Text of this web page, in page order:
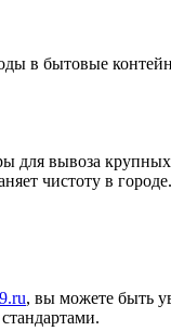
в бытовые
для вывоза
чистоту в
, вы можете быть